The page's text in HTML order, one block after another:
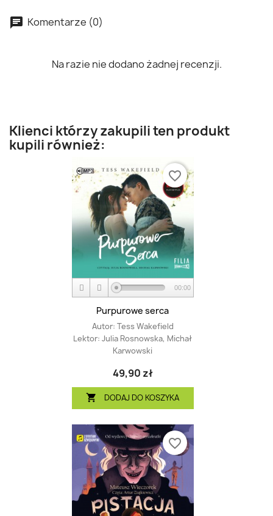
Komentarze (0)
Na razie nie dodano żadnej recenzji.
Klienci którzy zakupili ten produkt
kupili również:
00:00
Purpurowe serca
Autor: Tess Wakefield
Lektor: Julia Rosnowska, Michał
Karwowski
49,90 zł
 DODAJ DO KOSZYKA
favorite_border
favorite_border